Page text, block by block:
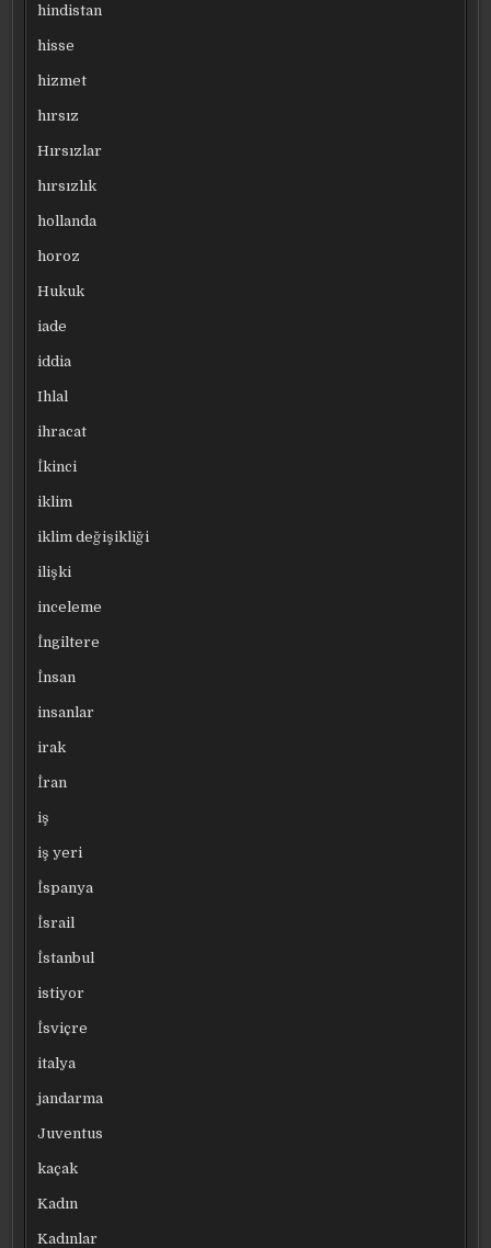
hindistan
hisse
hizmet
hırsız
Hırsızlar
hırsızlık
hollanda
horoz
Hukuk
iade
iddia
Ihlal
ihracat
İkinci
iklim
iklim değişikliği
ilişki
inceleme
İngiltere
İnsan
insanlar
irak
İran
iş
iş yeri
İspanya
İsrail
İstanbul
istiyor
İsviçre
italya
jandarma
Juventus
kaçak
Kadın
Kadınlar